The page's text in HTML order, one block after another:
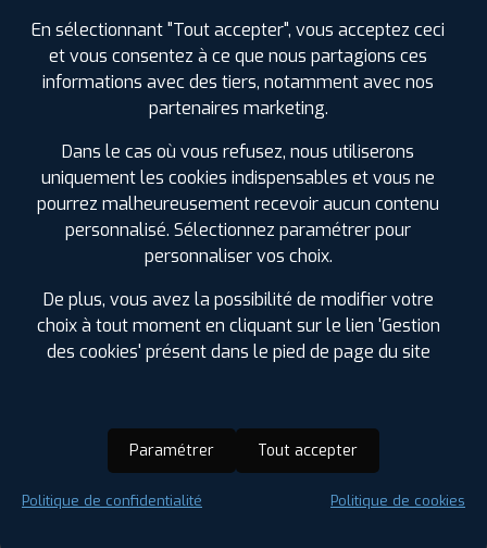
Étiquetage
En sélectionnant "Tout accepter", vous acceptez ceci
et vous consentez à ce que nous partagions ces
informations avec des tiers, notamment avec nos
partenaires marketing.
Dans le cas où vous refusez, nous utiliserons
uniquement les cookies indispensables et vous ne
pourrez malheureusement recevoir aucun contenu
personnalisé. Sélectionnez paramétrer pour
personnaliser vos choix.
De plus, vous avez la possibilité de modifier votre
choix à tout moment en cliquant sur le lien 'Gestion
des cookies' présent dans le pied de page du site
Paramétrer Tout accepter
Politique de confidentialité Politique de cookies